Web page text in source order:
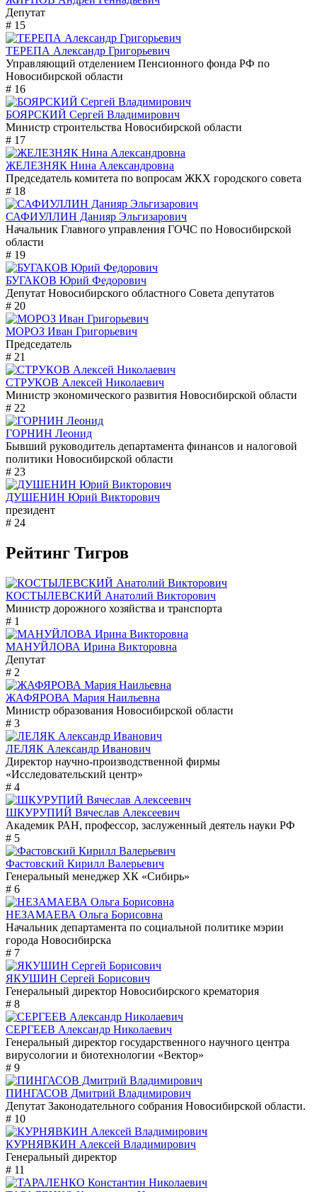
Депутат
# 15
ТЕРЕПА Александр Григорьевич
Управляющий отделением Пенсионного фонда РФ по
Новосибирской области
# 16
БОЯРСКИЙ Сергей Владимирович
Министр строительства Новосибирской области
# 17
ЖЕЛЕЗНЯК Нина Александровна
Председатель комитета по вопросам ЖКХ городского совета
# 18
САФИУЛЛИН Данияр Эльгизарович
Начальник Главного управления ГОЧС по Новосибирской
области
# 19
БУГАКОВ Юрий Федорович
Депутат Новосибирского областного Совета депутатов
# 20
МОРОЗ Иван Григорьевич
Председатель
# 21
СТРУКОВ Алексей Николаевич
Министр экономического развития Новосибирской области
# 22
ГОРНИН Леонид
Бывший руководитель департамента финансов и налоговой
политики Новосибирской области
# 23
ДУШЕНИН Юрий Викторович
президент
# 24
Рейтинг Тигров
КОСТЫЛЕВСКИЙ Анатолий Викторович
Министр дорожного хозяйства и транспорта
# 1
МАНУЙЛОВА Ирина Викторовна
Депутат
# 2
ЖАФЯРОВА Мария Наильевна
Министр образования Новосибирской области
# 3
ЛЕЛЯК Александр Иванович
Директор научно-производственной фирмы
«Исследовательский центр»
# 4
ШКУРУПИЙ Вячеслав Алексеевич
Академик РАН, профессор, заслуженный деятель науки РФ
# 5
Фастовский Кирилл Валерьевич
Генеральный менеджер ХК «Сибирь»
# 6
НЕЗАМАЕВА Ольга Борисовна
Начальник департамента по социальной политике мэрии
города Новосибирска
# 7
ЯКУШИН Сергей Борисович
Генеральный директор Новосибирского крематория
# 8
СЕРГЕЕВ Александр Николаевич
Генеральный директор государственного научного центра
вирусологии и биотехнологии «Вектор»
# 9
ПИНГАСОВ Дмитрий Владимирович
Депутат Законодательного собрания Новосибирской области.
# 10
КУРНЯВКИН Алексей Владимирович
Генеральный директор
# 11